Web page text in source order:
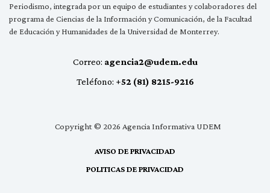
Periodismo, integrada por un equipo de estudiantes y colaboradores del
programa de Ciencias de la Información y Comunicación, de la Facultad
de Educación y Humanidades de la Universidad de Monterrey.
Correo: agencia2@udem.edu
Teléfono: +52 (81) 8215-9216
Copyright © 2026 Agencia Informativa UDEM
AVISO DE PRIVACIDAD
POLITICAS DE PRIVACIDAD